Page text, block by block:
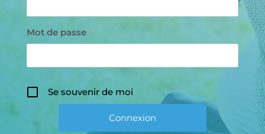
Mot de passe *
Se souvenir de moi